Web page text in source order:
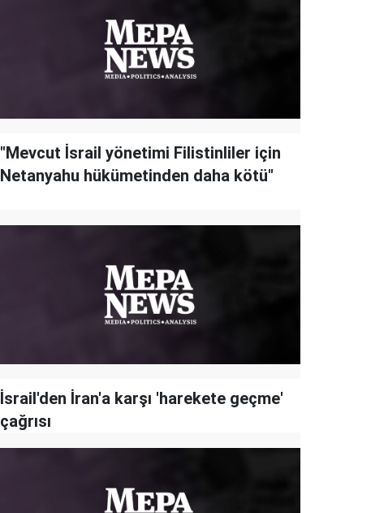
"Mevcut İsrail yönetimi Filistinliler için
Netanyahu hükümetinden daha kötü"
İsrail'den İran'a karşı 'harekete geçme'
çağrısı